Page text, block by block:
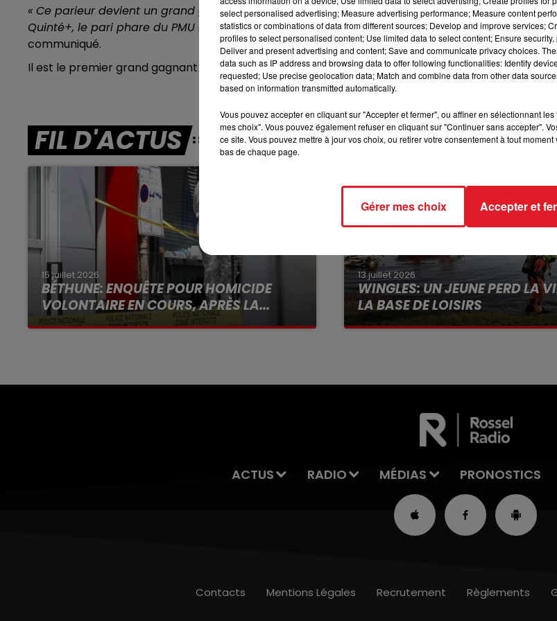
DEBOUT C'EST L'HEURE
12h00 - 13h00
RDL & VOUS
« Ce parieur devient un grand gagnant PMU car il a gagné une somme supérieure à 100 000
Quinté+, le pari phare du PMU qu’il n’est possible de jouer qu’une seule fois par jour »,explique
communiqué.
Il est le premier grand gagnant de l’année dans le département. On en comptait quatre en 2022.
FIL D'ACTUS
15 juillet 2026
BÉTHUNE: ENQUÊTE POUR HOMICIDE
VOLONTAIRE EN COURS, APRÈS LA...
Selon les premiers éléments, le logement
13 juillet 2026
WINGLES: UN JEUNE PERD LA
LA BASE DE LOISIRS
La victime a coulé à pic
ACTUS RADIO MÉDIAS PRONOSTICS
Contacts Mentions Légales Recrutement Règlements
select personalised advertising; Measure advertising performance; Measure content
statistics or combinations of data from different sources; Develop and improve services;
profiles to select personalised content; Use limited data to select content; Ensure
Deliver and present advertising and content; Save and communicate privacy choices.
data such as IP address and browsing data to offer following functionalities: Identify
requested; Use precise geolocation data; Match and combine data from other data
based on information transmitted automatically.
Vous pouvez accepter en cliquant sur "Accepter et fermer", ou affiner en sélectionnant
mes choix". Vous pouvez également refuser en cliquant sur "Continuer sans accepter".
ce site. Vous pouvez mettre à jour vos choix, ou retirer votre consentement à tout
bas de chaque page.
Gérer mes choix Accepter et